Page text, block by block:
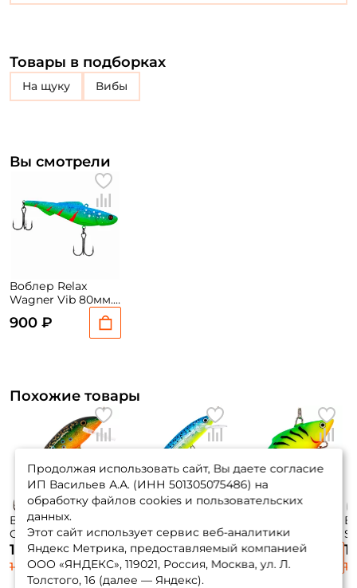
Товары в подборках
на щуку Вибы
Вы смотрели
Воблер Relax
Wagner Vib 80мм.
19гр. L588 sinking
900 ₽
Похожие товары
Воблер Rapala
Countdown 07 7см.
8гр. BTR до 2,4м.
sinking
1 125 ₽
1 405 ₽
Husky Jerk 08 8см.
6гр. GBM до 1,8м.
suspending
1 095 ₽
1 365 ₽
Rattlin' Rapala 07
7см. 16гр. FT
sinking
1 080 ₽
1 350 ₽
1
1
Продолжая использовать сайт, Вы даете согласие
ИП Васильев А.А. (ИНН 501305075486) на
обработку файлов cookies и пользовательских
данных.
Этот сайт использует сервис веб-аналитики
Яндекс Метрика, предоставляемый компанией
ООО «ЯНДЕКС», 119021, Россия, Москва, ул. Л.
Толстого, 16 (далее — Яндекс).